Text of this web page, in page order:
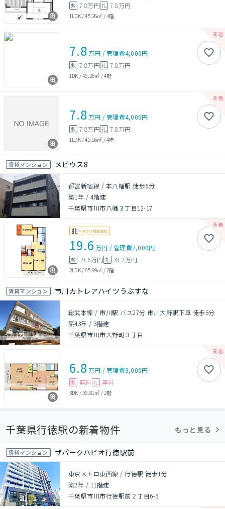
敷 7.8万円礼 7.8万円
1LDK/45.26㎡ /4階
7.8万円 /管理費4,000円
敷 7.8万円礼 7.8万円
1DK /45.26㎡ /4階
7.8万円 /管理費4,000円
敷 7.8万円礼 7.8万円
1LDK/45.26㎡ /4階
賃貸マンション メビウス8
都営新宿線 / 本八幡駅 徒歩6分
築1年 / 4階建
千葉県市川市八幡３丁目12-17
19.6 万円 /管理費7,000円
敷 19.6万円 礼 39.2万円
2LDK/65.99㎡ /2階
賃貸マンション 市川カトレアハイツうぶすな
総武本線 / 市川駅 バス27分 市川大野駅下車 徒歩5分
築43年 / 3階建
千葉県市川市大野町３丁目
6.8万円 /管理費3,000円
敷 無料 礼 無料
3DK /55.81㎡ / 2階
千葉県行徳駅の新着物件 もっと見る
賃貸マンション ザパークハビオ行徳駅前
東京メトロ東西線 / 行徳駅 徒歩1分
築2年 / 11階建
千葉県市川市行徳駅前２丁目6-3